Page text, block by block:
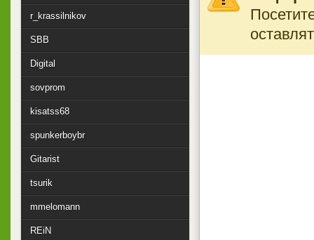
r_krassilnikov
SBB
Digital
sovprom
kisatss68
spunkerboybr
Gitarist
tsurik
mmelomann
REiN